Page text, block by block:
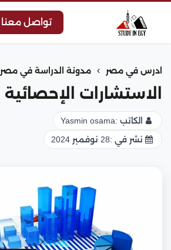
تواصل معنا
ادرس في مصر › مدونة الدراسة في مصر
الاستشارات الإحصائية
الكاتب :Yasmin osama
نشر في :28 نوفمبر 2024